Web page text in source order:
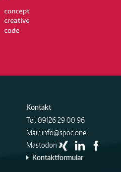
Kontakt
Tel. 09126 29 00 96
Mail: info@spoc.one
Mastodon
Kontaktformular